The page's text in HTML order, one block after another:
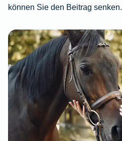
können Sie den Beitrag senken.